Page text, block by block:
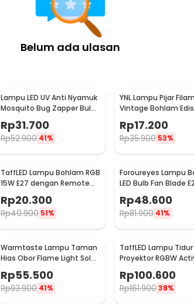
Belum ada ulasan
Lampu LED UV Anti Nyamuk
Mosquito Bug Zapper Bulb
15W E27 Cool White -
YC1350
Rp31.700
Rp52.900 41%
YNL Lampu Pijar
Vintage Bohlam
Rp17.200
Rp35.900 53%
TaffLED Lampu Bohlam RGB
15W E27 dengan Remote
Control - B5
Rp20.300
Rp40.900 51%
Foroureyes Lampu
LED Bulb Fan Blade
6500K 60W - KK-2560
Rp48.600
Rp81.900 41%
Warmtaste Lampu Taman
Hias Obor Flame Light Solar
Rp55.500
Rp93.900 41%
TaffLED Lampu Tidur
Proyektor RGBW
Speaker Bluetooth
- BL-XK01
Rp100.600
Rp161.900 38%